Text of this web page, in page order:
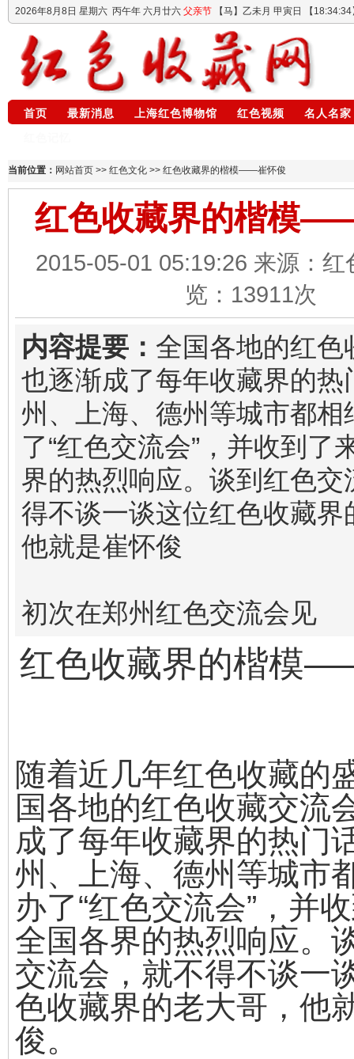
2026年8月8日 星期六 丙午年 六月廿六 父亲节 【马】乙未月 甲寅日 【 18:34:35
首页 最新消息 上海红色博物馆 红色视频
名人名家
当前位置： 网站首页 >> 红色文化 >> 红色收藏界的楷模——崔怀俊
红色收藏界的楷模
2015-05-01 05:19:26 来源：红
览： 13911次
内容提要： 全国各地的红色
也逐渐成了每年收藏界的热
州、上海、德州等城市都相
了“红色交流会”，并收到了
界的热烈响应。谈到红色交
得不谈一谈这位红色收藏界
他就是崔怀俊
初次在郑州红色交流会见
红色收藏界的楷模
随着近几年红色收藏的
国各地的红色收藏交流
成了每年收藏界的热门
州、上海、德州等城市
办了“红色交流会”，并
全国各界的热烈响应。
交流会，就不得不谈一
色收藏界的老大哥，他
俊。